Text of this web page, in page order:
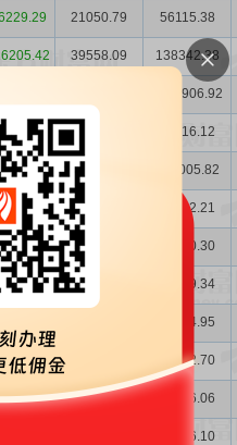
21050.79 56115.38
39558.09 138342.38
1328906.92
1271.45 8807.15 14816.12
131774.50 337005.82
15233.04 32312.21
37756.11 66310.30
14975.50 35489.34
33314.95
17122.70
6799.96 15796.06
36206.10